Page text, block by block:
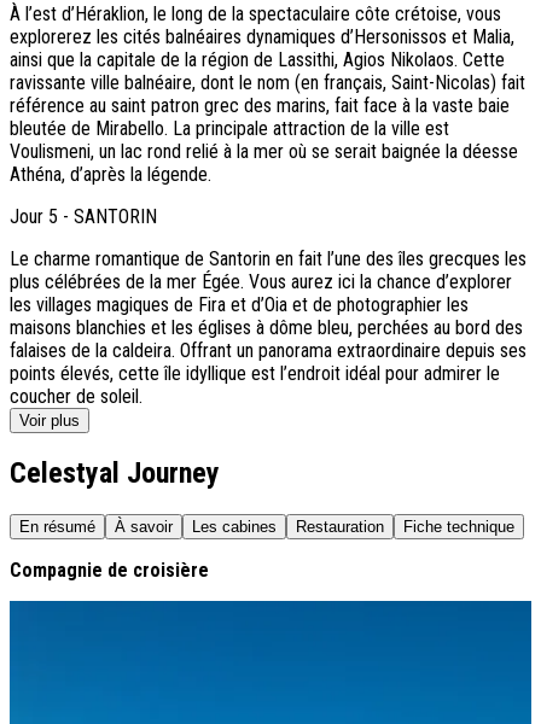
À l’est d’Héraklion, le long de la spectaculaire côte crétoise, vous
explorerez les cités balnéaires dynamiques d’Hersonissos et Malia,
ainsi que la capitale de la région de Lassithi, Agios Nikolaos. Cette
ravissante ville balnéaire, dont le nom (en français, Saint-Nicolas) fait
référence au saint patron grec des marins, fait face à la vaste baie
bleutée de Mirabello. La principale attraction de la ville est
Voulismeni, un lac rond relié à la mer où se serait baignée la déesse
Athéna, d’après la légende.
Jour 5 - SANTORIN
Le charme romantique de Santorin en fait l’une des îles grecques les
plus célébrées de la mer Égée. Vous aurez ici la chance d’explorer
les villages magiques de Fira et d’Oia et de photographier les
maisons blanchies et les églises à dôme bleu, perchées au bord des
falaises de la caldeira. Offrant un panorama extraordinaire depuis ses
points élevés, cette île idyllique est l’endroit idéal pour admirer le
coucher de soleil.
Voir plus
Celestyal Journey
En résumé À savoir Les cabines Restauration Fiche technique
Compagnie de croisière